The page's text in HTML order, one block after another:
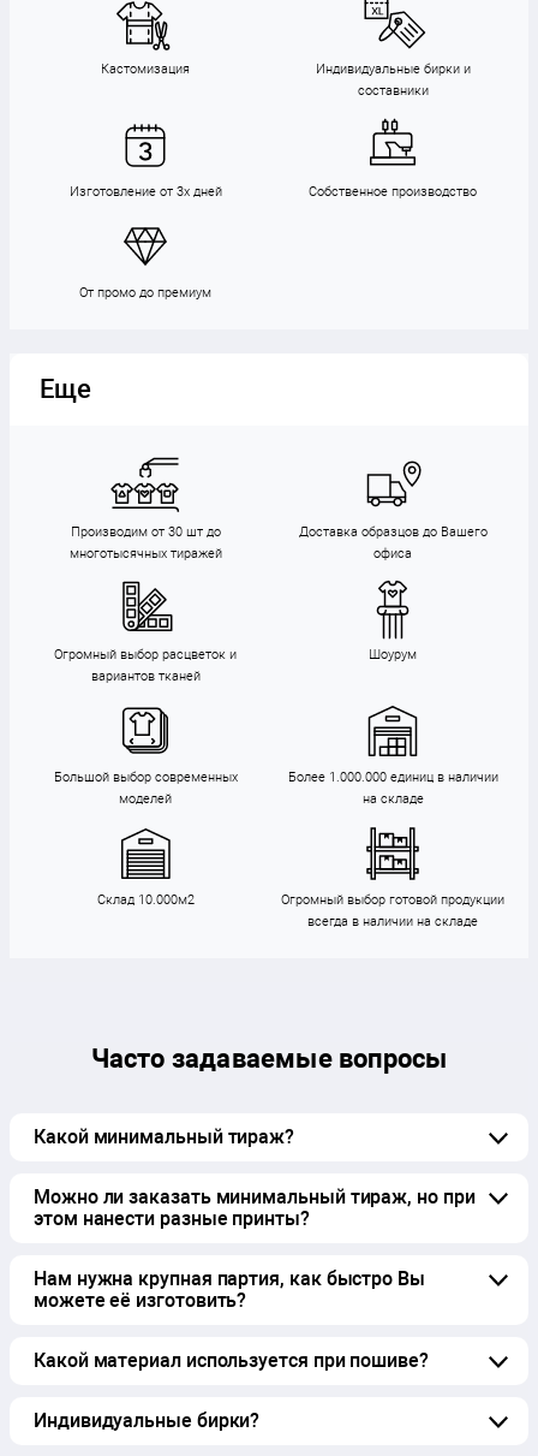
Кастомизация
Индивидуальные бирки и
составники
Изготовление от 3х дней Собственное производство
От промо до премиум
Еще
Производим от 30 шт до
многотысячных тиражей
Доставка образцов до Вашего
офиса
Огромный выбор расцветок и
вариантов тканей
Шоурум
Большой выбор современных
моделей
Более 1.000.000 единиц в наличии
на складе
Склад 10.000м2
Огромный выбор готовой продукции
всегда в наличии на складе
Часто задаваемые вопросы
Какой минимальный тираж?
Можно ли заказать минимальный тираж, но при
этом нанести разные принты?
Нам нужна крупная партия, как быстро Вы
можете её изготовить?
Какой материал используется при пошиве?
Индивидуальные бирки?